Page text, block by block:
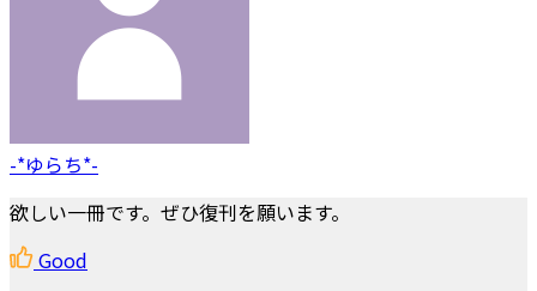
-*ゆらち*-
欲しい一冊です。ぜひ復刊を願います。
Good